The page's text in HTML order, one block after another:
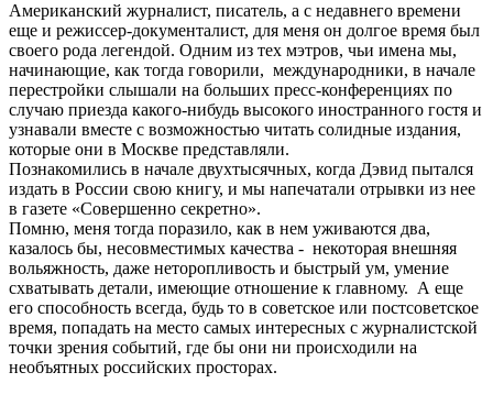
Американский журналист, писатель, а с недавнего времени
еще и режиссер-документалист, для меня он долгое время был
своего рода легендой. Одним из тех мэтров, чьи имена мы,
начинающие, как тогда говорили, международники, в начале
перестройки слышали на больших пресс-конференциях по
случаю приезда какого-нибудь высокого иностранного гостя и
узнавали вместе с возможностью читать солидные издания,
которые они в Москве представляли.
Познакомились в начале двухтысячных, когда Дэвид пытался
издать в России свою книгу, и мы напечатали отрывки из нее
в газете «Совершенно секретно».
Помню, меня тогда поразило, как в нем уживаются два,
казалось бы, несовместимых качества - некоторая внешняя
вольяжность, даже неторопливость и быстрый ум, умение
схватывать детали, имеющие отношение к главному. А еще
его способность всегда, будь то в советское или постсоветское
время, попадать на место самых интересных с журналистской
точки зрения событий, где бы они ни происходили на
необъятных российских просторах.